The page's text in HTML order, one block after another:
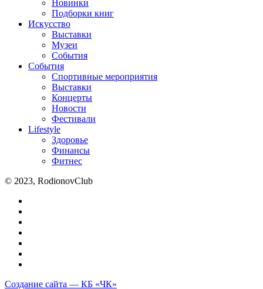
Новинки
Подборки книг
Искусство
Выставки
Музеи
События
События
Спортивные мероприятия
Выставки
Концерты
Новости
Фестивали
Lifestyle
Здоровье
Финансы
Фитнес
© 2023, RodionovClub
Создание сайта — КБ «ЧК»